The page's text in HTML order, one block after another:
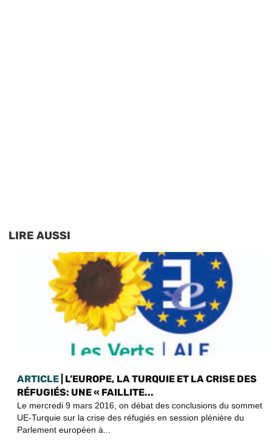
LIRE AUSSI
ARTICLE | L’EUROPE, LA TURQUIE ET LA CRISE DES
RÉFUGIÉS: UNE « FAILLITE...
Le mercredi 9 mars 2016, on débat des conclusions du sommet
UE-Turquie sur la crise des réfugiés en session plénière du
Parlement européen à...